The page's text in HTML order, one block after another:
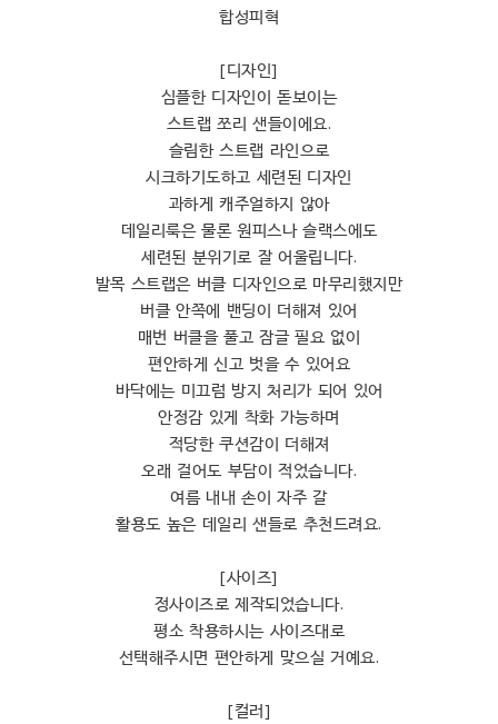
합성피혁
[디자인]
심플한 디자인이 돋보이는
스트랩 쪼리 샌들이에요.
슬림한 스트랩 라인으로
시크하기도하고 세련된 디자인
과하게 캐주얼하지 않아
데일리룩은 물론 원피스나 슬랙스에도
세련된 분위기로 잘 어울립니다.
발목 스트랩은 버클 디자인으로 마무리했지만
버클 안쪽에 밴딩이 더해져 있어
매번 버클을 풀고 잠글 필요 없이
편안하게 신고 벗을 수 있어요
바닥에는 미끄럼 방지 처리가 되어 있어
안정감 있게 착화 가능하며
적당한 쿠션감이 더해져
오래 걸어도 부담이 적었습니다.
여름 내내 손이 자주 갈
활용도 높은 데일리 샌들로 추천드려요.
[사이즈]
정사이즈로 제작되었습니다.
평소 착용하시는 사이즈대로
선택해주시면 편안하게 맞으실 거예요.
[컬러]